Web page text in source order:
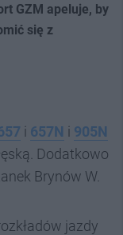
GZM apeluje, by
się z
i 657N i 905N
Dodatkowo
Brynów W.
jazdy